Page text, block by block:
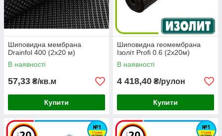
Шиповидна мембрана
Drainfol 400 (2x20 м)
В наявності
57,33 ₴/кв.м
Купити
Шиповидна геомембрана
Ізоліт Profi 0.6 (2х20м)
В наявності
4 418,40 ₴/рулон
Купити